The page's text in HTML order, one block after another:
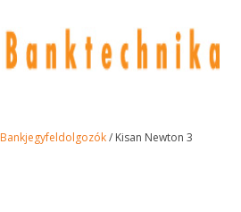
Bankjegyfeldolgozók/ Kisan Newton 3